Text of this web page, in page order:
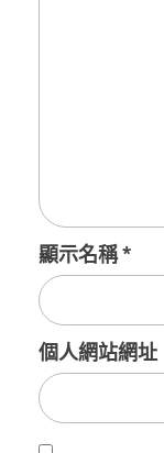
顯示名稱*
個人網站網址